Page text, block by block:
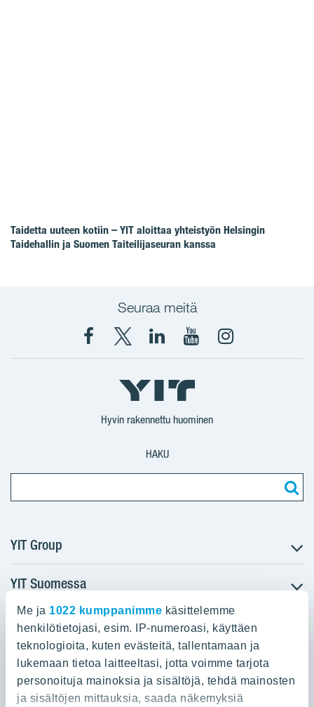
Me ja 1022 kumppanimme käsittelemme
henkilötietojasi, esim. IP-numeroasi, käyttäen
teknologioita, kuten evästeitä, tallentamaan ja
lukemaan tietoa laitteeltasi, jotta voimme tarjota
personoituja mainoksia ja sisältöjä, tehdä mainosten
ja sisältöjen mittauksia, saada näkemyksiä
Taidetta uuteen kotiin – YIT aloittaa yhteistyön Helsingin
Taidehallin ja Suomen Taiteilijaseuran kanssa
Seuraa meitä
Facebook
X
YIT
Suomi
YIT
Corporation
YIT
Corporation
Instagram
Hyvin rakennettu huominen
HAKU
YIT Group
Tietoa YIT:stä
Töihin meille
Sijoittajat
Projektit
Media
YIT Suomessa
Myytävät asunnot
Vuokrattavat toimitilat
Kiinteistösijoittaminen
Infrarakentaminen
YIT:n pääkonttori
Panuntie 11, PL 36, 00620 Helsinki
020 433 111